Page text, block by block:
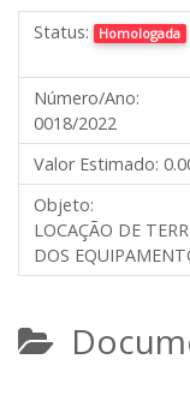
Status: Homologada
Número/Ano:
0018/2022
Valor Estimado:
Objeto:
LOCAÇÃO DE
DOS